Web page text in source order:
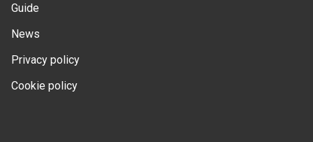
Guide
News
Privacy policy
Cookie policy